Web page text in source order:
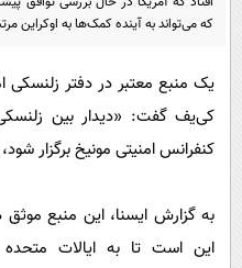
که می‌تواند به آینده کمک‌ها به اوکراین
یک منبع معتبر در دفتر زلنسکی
کی‌یف گفت: «دیدار بین
کنفرانس امنیتی مونیخ برگزار
به گزارش ایسنا، این منبع
این است تا به ایالات